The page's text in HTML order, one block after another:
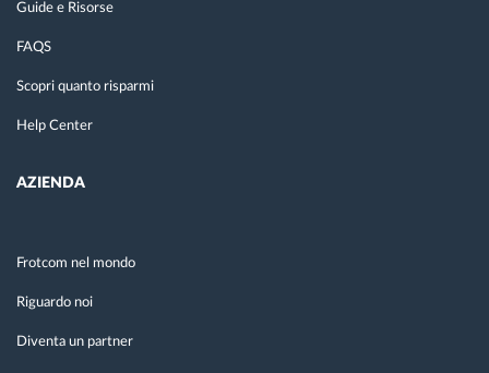
Guide e Risorse
FAQS
Scopri quanto risparmi
Help Center
AZIENDA
Frotcom nel mondo
Riguardo noi
Diventa un partner